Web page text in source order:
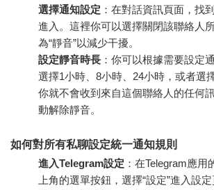
選擇通知設定 ：在對話資訊頁面，找
進入。這裡你可以選擇關閉該聯絡人
為“靜音”以減少干擾。
設定靜音時長 ：你可以根據需要設定
選擇1小時、8小時、24小時，或者選
你就不會收到來自這個聯絡人的任何
動解除靜音。
如何對所有私聊設定統一通知規則
進入Telegram設定 ：在Telegram應
上角的選單按鈕，選擇“設定”進入設定